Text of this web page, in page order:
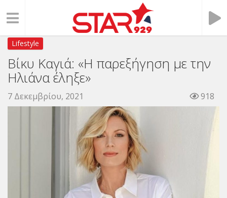
Lifestyle
Βίκυ Καγιά: «Η παρεξήγηση με την
Ηλιάνα έληξε»
7 Δεκεμβρίου, 2021 918